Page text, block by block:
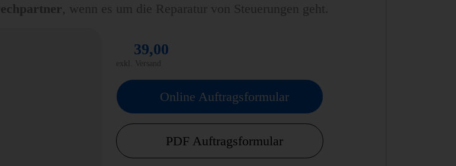
, wenn es um die Reparatur von Steuerungen geht.
39,00
exkl. Versand
Online Auftragsformular
PDF Auftragsformular